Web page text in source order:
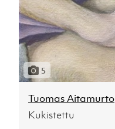
5
Tuomas Aitamurto
Kukistettu